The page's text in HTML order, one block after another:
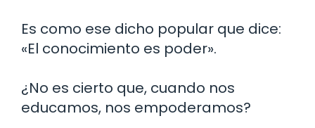
Es como ese dicho popular que dice:
«El conocimiento es poder».
¿No es cierto que, cuando nos
educamos, nos empoderamos?